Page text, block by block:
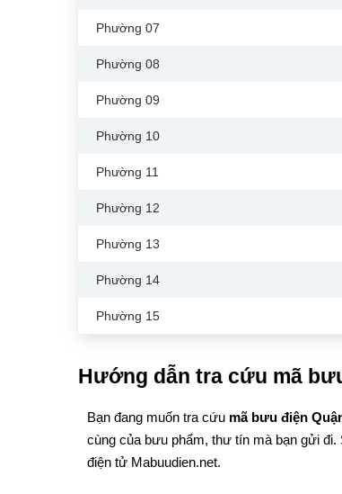
Phường 07
Phường 08
Phường 09
Phường 10
Phường 11
Phường 12
Phường 13
Phường 14
Phường 15
Hướng dẫn tra cứu mã
Bạn đang muốn tra cứu mã bưu điện
cùng của bưu phẩm, thư tín mà bạn gửi
điện tử Mabuudien.net.